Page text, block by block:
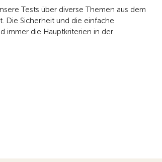
Tests über diverse Themen aus dem
Die Sicherheit und die einfache
immer die Hauptkriterien in der